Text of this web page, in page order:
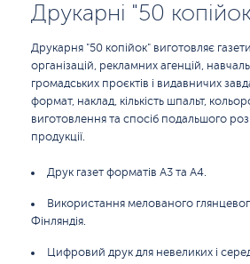
Друкарні "50
Друкарня "50 копійок" виготовляє
організацій, рекламних агенцій,
громадських проєктів і видавничих
формат, наклад, кількість шпальт,
виготовлення та спосіб подальшого
продукції.
Друк газет форматів А3 та А4.
Використання мелованого
Фінляндія.
Цифровий друк для невеликих і